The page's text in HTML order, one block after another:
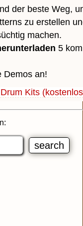
der beste Weg,
zu erstellen
machen.
5
Demos an!
Kits